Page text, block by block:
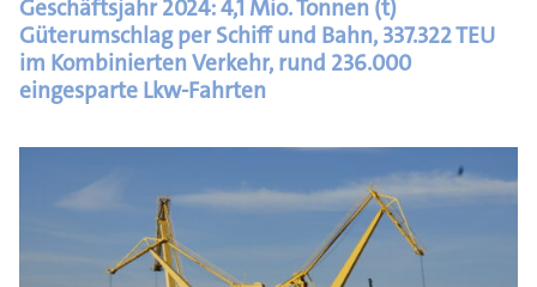
Geschäftsjahr 2024: 4,1 Mio. Tonnen (t)
Güterumschlag per Schiff und Bahn, 337.322 TEU
im Kombinierten Verkehr, rund 236.000
eingesparte Lkw-Fahrten